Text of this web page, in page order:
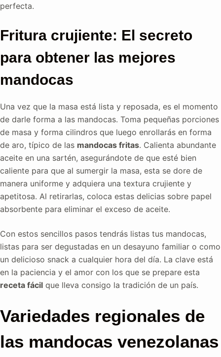
perfecta.
Fritura crujiente: El secreto
para obtener las mejores
mandocas
Una vez que la masa está lista y reposada, es el momento
de darle forma a las mandocas. Toma pequeñas porciones
de masa y forma cilindros que luego enrollarás en forma
de aro, típico de las mandocas fritas. Calienta abundante
aceite en una sartén, asegurándote de que esté bien
caliente para que al sumergir la masa, esta se dore de
manera uniforme y adquiera una textura crujiente y
apetitosa. Al retirarlas, coloca estas delicias sobre papel
absorbente para eliminar el exceso de aceite.
Con estos sencillos pasos tendrás listas tus mandocas,
listas para ser degustadas en un desayuno familiar o como
un delicioso snack a cualquier hora del día. La clave está
en la paciencia y el amor con los que se prepare esta
receta fácil que lleva consigo la tradición de un país.
Variedades regionales de
las mandocas venezolanas